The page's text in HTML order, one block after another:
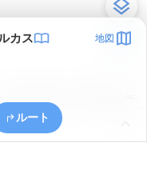
カス 地図
ルート